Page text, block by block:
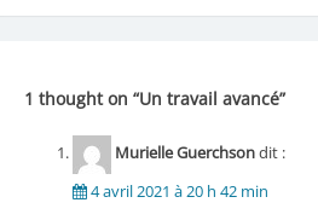
de
1 thought on “Un travail avancé”
Murielle Guerchsondit :
4 avril 2021 à 20 h 42 min